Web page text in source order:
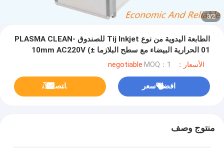
2
/
3
الطابعة اليدوية من نوع Tij Inkjet للصندوق PLASMA CLEAN-
01 الحرارية البيضاء مع سطح البلازما 10mm AC220V (±
20%)
الأسعار：negotiable MOQ：1
افضل سعر ﺎﺘﺼﻟ ﺍﻶﻧ
منتوج وصف